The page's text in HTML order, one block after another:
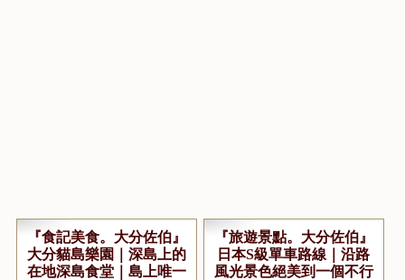
『食記美食。大分佐伯』
大分貓島樂園｜深島上的
在地深島食堂｜島上唯一
『旅遊景點。大分佐伯』
日本S級單車路線｜沿路
風光景色絕美到一個不行